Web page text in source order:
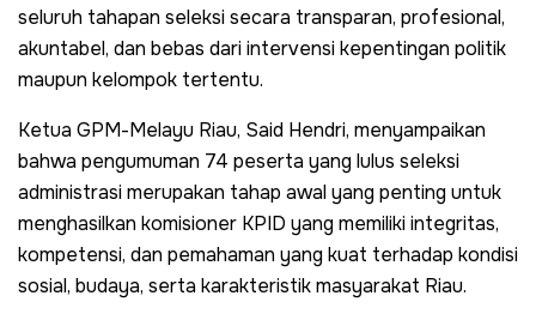
seluruh tahapan seleksi secara transparan, profesional,
akuntabel, dan bebas dari intervensi kepentingan politik
maupun kelompok tertentu.
Ketua GPM-Melayu Riau, Said Hendri, menyampaikan
bahwa pengumuman 74 peserta yang lulus seleksi
administrasi merupakan tahap awal yang penting untuk
menghasilkan komisioner KPID yang memiliki integritas,
kompetensi, dan pemahaman yang kuat terhadap kondisi
sosial, budaya, serta karakteristik masyarakat Riau.